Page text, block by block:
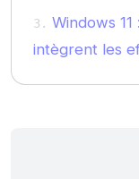
Windows
intègrent les